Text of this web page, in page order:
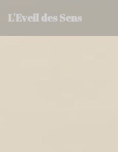
L'Eveil des Sens